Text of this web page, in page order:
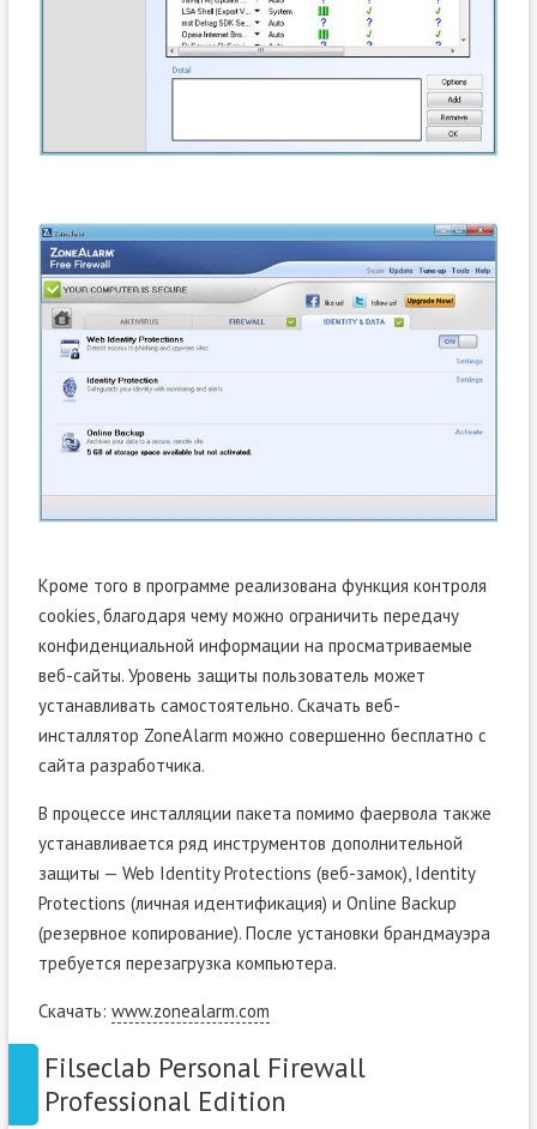
Кроме того в программе реализована функция контроля
cookies, благодаря чему можно ограничить передачу
конфиденциальной информации на просматриваемые
веб-сайты. Уровень защиты пользователь может
устанавливать самостоятельно. Скачать веб-
инсталлятор ZoneAlarm можно совершенно бесплатно с
сайта разработчика.
В процессе инсталляции пакета помимо фаервола также
устанавливается ряд инструментов дополнительной
защиты — Web Identity Protections (веб-замок), Identity
Protections (личная идентификация) и Online Backup
(резервное копирование). После установки брандмауэра
требуется перезагрузка компьютера.
Скачать: www.zonealarm.com
Filseclab Personal Firewall
Professional Edition